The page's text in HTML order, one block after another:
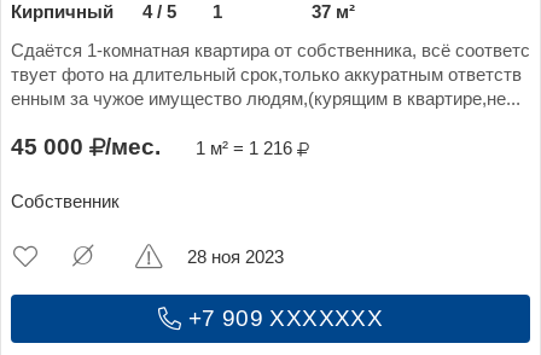
Кирпичный 4 / 5 1
37 м²
Сдаётся 1-комнатная квартира от собственника, всё соответс
твует фото на длительный срок,только аккуратным ответств
енным за чужое имущество людям,(курящим в квартире,не...
45 000 /мес. 1 м² = 1 216
Собственник
+7 909 XXXXXXX
28 ноя 2023